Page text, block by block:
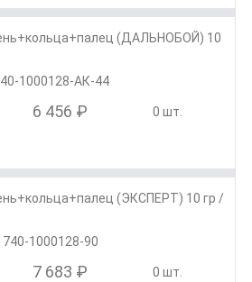
(ДАЛЬНОБОЙ) 10
1000128-АК-44
6 456 ₽ 0 шт.
(ЭКСПЕРТ) 10 гр /
740-1000128-90
7 683 ₽ 0 шт.